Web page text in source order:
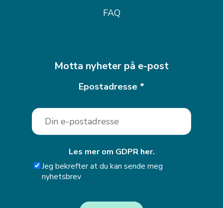
FAQ
Motta nyheter på e-post
Epostadresse *
Les mer om GDPR her.
Jeg bekrefter at du kan sende meg
nyhetsbrev